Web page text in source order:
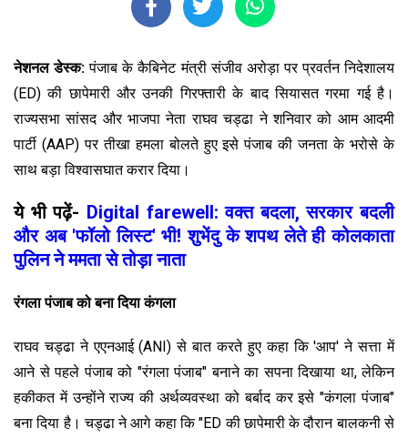
नेशनल डेस्क: पंजाब के कैबिनेट मंत्री संजीव अरोड़ा पर प्रवर्तन निदेशालय
(ED) की छापेमारी और उनकी गिरफ्तारी के बाद सियासत गरमा गई है।
राज्यसभा सांसद और भाजपा नेता राघव चड्ढा ने शनिवार को आम आदमी
पार्टी (AAP) पर तीखा हमला बोलते हुए इसे पंजाब की जनता के भरोसे के
साथ बड़ा विश्वासघात करार दिया।
ये भी पढ़ें- Digital farewell: वक्त बदला, सरकार बदली
और अब 'फॉलो लिस्ट' भी! शुभेंदु के शपथ लेते ही कोलकाता
पुलिन ने ममता से तोड़ा नाता
रंगला पंजाब को बना दिया कंगला
राघव चड्ढा ने एएनआई (ANI) से बात करते हुए कहा कि 'आप' ने सत्ता में
आने से पहले पंजाब को "रंगला पंजाब" बनाने का सपना दिखाया था, लेकिन
हकीकत में उन्होंने राज्य की अर्थव्यवस्था को बर्बाद कर इसे "कंगला पंजाब"
बना दिया है। चड्ढा ने आगे कहा कि "ED की छापेमारी के दौरान बालकनी से